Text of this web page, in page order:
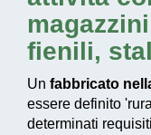
fienili,
Un fabbricato
essere definito
determinati